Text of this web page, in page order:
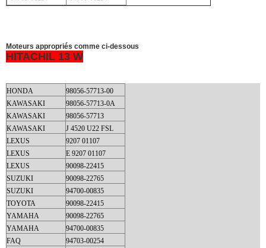
Moteurs appropriés comme ci-dessous
HITACHIL 13 W
HONDA
98056-57713-00
KAWASAKI
98056-57713-0A
KAWASAKI
98056-57713
KAWASAKI
J 4520 U22 FSL
LEXUS
9207 01107
LEXUS
E 9207 01107
LEXUS
90098-22415
SUZUKI
90098-22765
SUZUKI
94700-00835
TOYOTA
90098-22415
YAMAHA
90098-22765
YAMAHA
94700-00835
FAQ
94703-00254